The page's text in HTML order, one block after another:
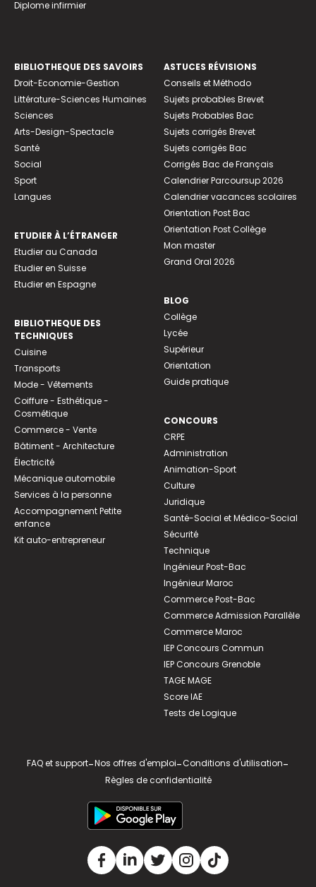
Diplome infirmier
BIBLIOTHEQUE DES SAVOIRS
Droit-Economie-Gestion
Littérature-Sciences Humaines
Sciences
Arts-Design-Spectacle
Santé
Social
Sport
Langues
ETUDIER À L’ÉTRANGER
Etudier au Canada
Etudier en Suisse
Etudier en Espagne
BIBLIOTHEQUE DES
TECHNIQUES
Cuisine
Transports
Mode - Vêtements
Coiffure - Esthétique -
Cosmétique
Commerce - Vente
Bâtiment - Architecture
Électricité
Mécanique automobile
Services à la personne
Accompagnement Petite
enfance
Kit auto-entrepreneur
ASTUCES RÉVISIONS
Conseils et Méthodo
Sujets probables Brevet
Sujets Probables Bac
Sujets corrigés Brevet
Sujets corrigés Bac
Corrigés Bac de Français
Calendrier Parcoursup 2026
Calendrier vacances scolaires
Orientation Post Bac
Orientation Post Collège
Mon master
Grand Oral 2026
BLOG
Collège
Lycée
Supérieur
Orientation
Guide pratique
CONCOURS
CRPE
Administration
Animation-Sport
Culture
Juridique
Santé-Social et Médico-Social
Sécurité
Technique
Ingénieur Post-Bac
Ingénieur Maroc
Commerce Post-Bac
Commerce Admission Parallèle
Commerce Maroc
IEP Concours Commun
IEP Concours Grenoble
TAGE MAGE
Score IAE
Tests de Logique
FAQ et support-Nos offres d'emploi-Conditions d'utilisation-
Règles de confidentialité